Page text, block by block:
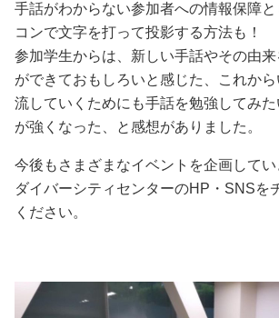
手話がわからない参加者への情報保障
コンで文字を打って投影する方法も！
参加学生からは、新しい手話やその由
ができておもしろいと感じた、これか
流していくためにも手話を勉強してみ
が強くなった、と感想がありました。
今後もさまざまなイベントを企画して
ダイバーシティセンターのHP・SNSを
ください。